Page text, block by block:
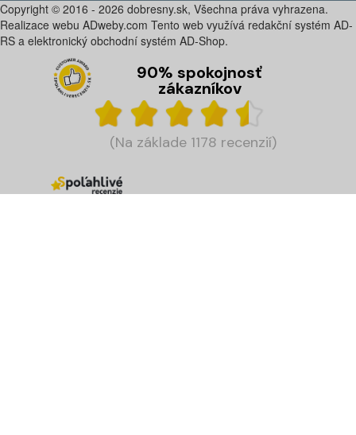
Copyright © 2016 - 2026 dobresny.sk, Všechna práva vyhrazena.
Realizace webu ADweby.com Tento web využívá redakční systém AD-
RS a elektronický obchodní systém AD-Shop.
90% spokojnosť
zákazníkov
(Na základe 1178 recenzií)